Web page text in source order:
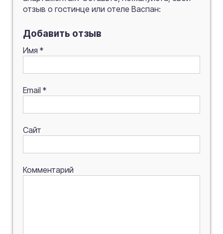
отзыв о гостинце или отеле Васпан:
Добавить отзыв
Имя *
Email *
Сайт
Комментарий